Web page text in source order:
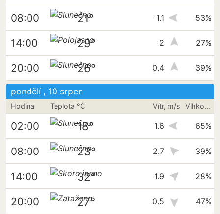
08:00 21° 1.1 53%
14:00 29° 2 27%
20:00 26° 0.4 39%
pondělí , 10 srpen
Hodina Teplota °C Vítr, m/s Vlhkost vzduchu
02:00 18° 1.6 65%
08:00 23° 2.7 39%
14:00 32° 1.9 28%
20:00 27° 0.5 47%